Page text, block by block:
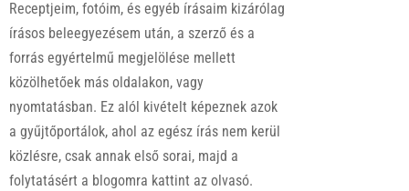
Receptjeim, fotóim, és egyéb írásaim kizárólag
írásos beleegyezésem után, a szerző és a
forrás egyértelmű megjelölése mellett
közölhetőek más oldalakon, vagy
nyomtatásban. Ez alól kivételt képeznek azok
a gyűjtőportálok, ahol az egész írás nem kerül
közlésre, csak annak első sorai, majd a
folytatásért a blogomra kattint az olvasó.